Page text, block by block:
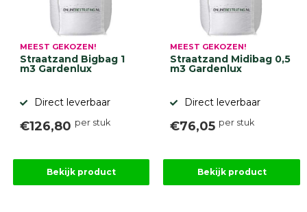
MEEST GEKOZEN!
Straatzand Bigbag 1
m3 Gardenlux
Direct leverbaar
€126,80 per stuk
Bekijk product
MEEST GEKOZEN!
Straatzand Midibag 0,5
m3 Gardenlux
Direct leverbaar
€76,05 per stuk
Bekijk product